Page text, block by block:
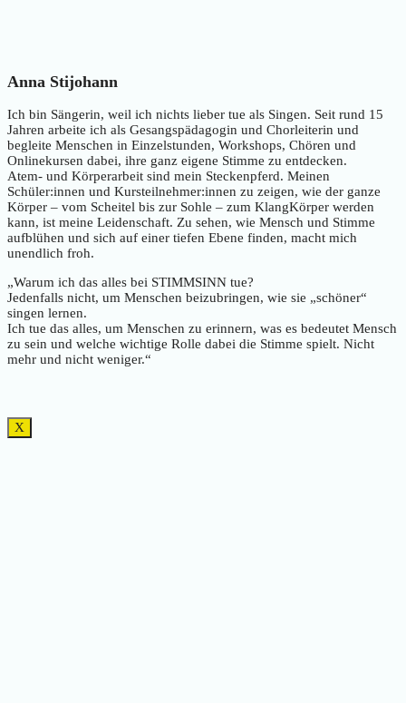
Anna Stijohann
Ich bin Sängerin, weil ich nichts lieber tue als Singen. Seit rund 15
Jahren arbeite ich als Gesangspädagogin und Chorleiterin und
begleite Menschen in Einzelstunden, Workshops, Chören und
Onlinekursen dabei, ihre ganz eigene Stimme zu entdecken.
Atem- und Körperarbeit sind mein Steckenpferd. Meinen
Schüler:innen und Kursteilnehmer:innen zu zeigen, wie der ganze
Körper – vom Scheitel bis zur Sohle – zum KlangKörper werden
kann, ist meine Leidenschaft. Zu sehen, wie Mensch und Stimme
aufblühen und sich auf einer tiefen Ebene finden, macht mich
unendlich froh.
„Warum ich das alles bei STIMMSINN tue?
Jedenfalls nicht, um Menschen beizubringen, wie sie „schöner“
singen lernen.
Ich tue das alles, um Menschen zu erinnern, was es bedeutet Mensch
zu sein und welche wichtige Rolle dabei die Stimme spielt. Nicht
mehr und nicht weniger.“
X